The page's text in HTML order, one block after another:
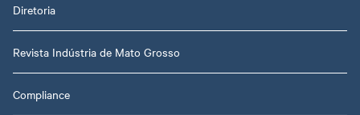
Diretoria
Revista Indústria de Mato Grosso
Compliance